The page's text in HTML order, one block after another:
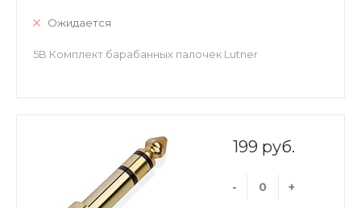
Ожидается
5B Комплект барабанных палочек Lutner
199 руб.
- +